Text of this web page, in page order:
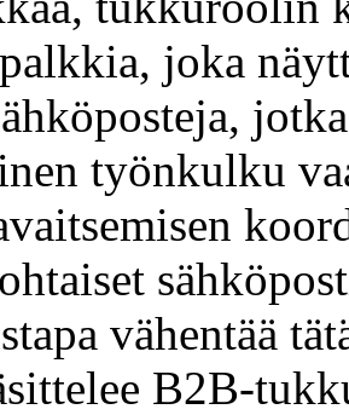
joka
työnkulku
vähentää
B2B-